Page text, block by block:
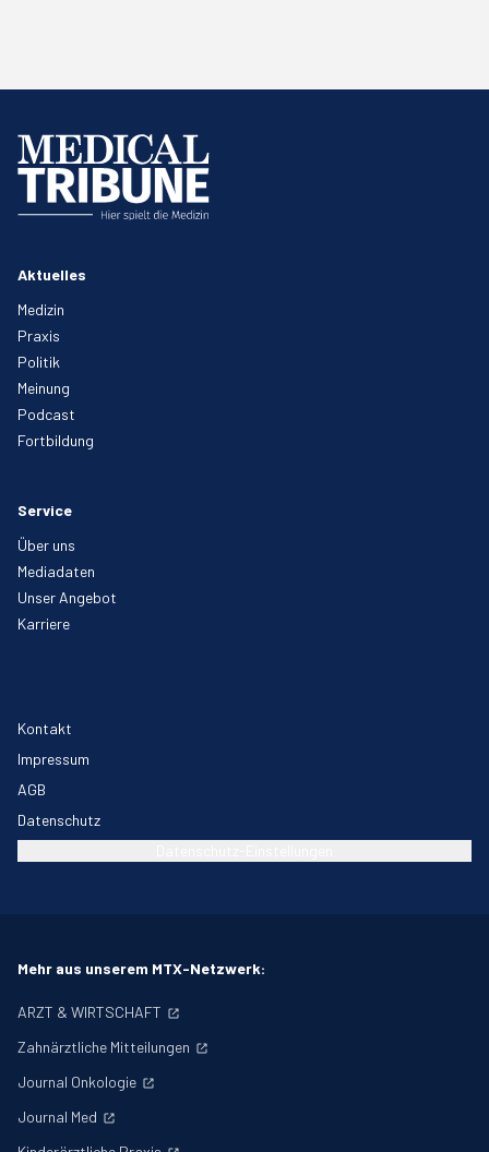
Aktuelles
Medizin
Praxis
Politik
Meinung
Podcast
Fortbildung
Service
Über uns
Mediadaten
Unser Angebot
Karriere
Kontakt
Impressum
AGB
Datenschutz
Mehr aus unserem MTX-Netzwerk:
ARZT & WIRTSCHAFT
Zahnärztliche Mitteilungen
Journal Onkologie
Journal Med